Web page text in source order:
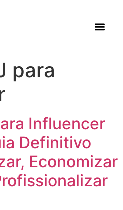
para
Influencer
Definitivo
Economizar